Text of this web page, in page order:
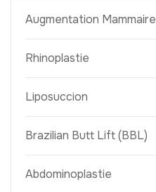
Augmentation Mammaire
Rhinoplastie
Liposuccion
Brazilian Butt Lift (BBL)
Abdominoplastie